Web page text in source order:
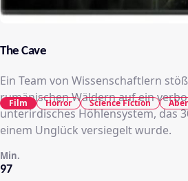
The Cave
Ein Team von Wissenschaftlern
rumänischen Wäldern auf ein
unterirdisches Höhlensystem, das
einem Unglück versiegelt wurde.
97
Min.
Film Horror Science Fiction